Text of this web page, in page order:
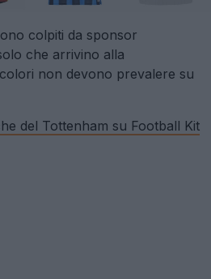
colpiti da sponsor
che arrivino alla
non devono prevalere su
del Tottenham su Football Kit